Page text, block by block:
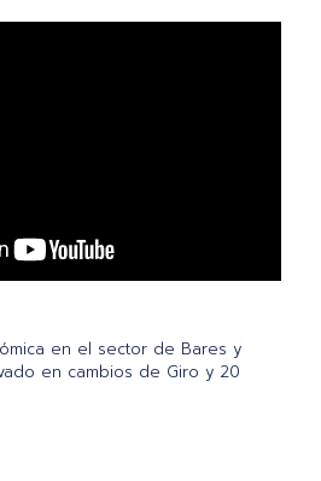
en el sector de Bares y
en cambios de Giro y 20